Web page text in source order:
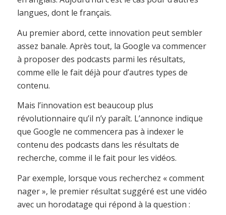
langues, dont le français.
Au premier abord, cette innovation peut sembler
assez banale. Après tout, la Google va commencer
à proposer des podcasts parmi les résultats,
comme elle le fait déjà pour d’autres types de
contenu.
Mais l’innovation est beaucoup plus
révolutionnaire qu’il n’y paraît. L’annonce indique
que Google ne commencera pas à indexer le
contenu des podcasts dans les résultats de
recherche, comme il le fait pour les vidéos.
Par exemple, lorsque vous recherchez « comment
nager », le premier résultat suggéré est une vidéo
avec un horodatage qui répond à la question :